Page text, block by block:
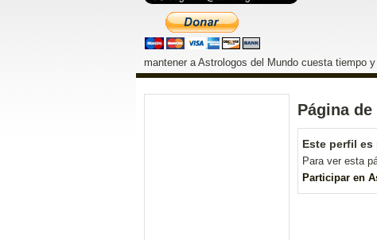
mantener a Astrologos del Mundo cuesta tiempo
Página
Este perfil es
Para ver esta
Participar en